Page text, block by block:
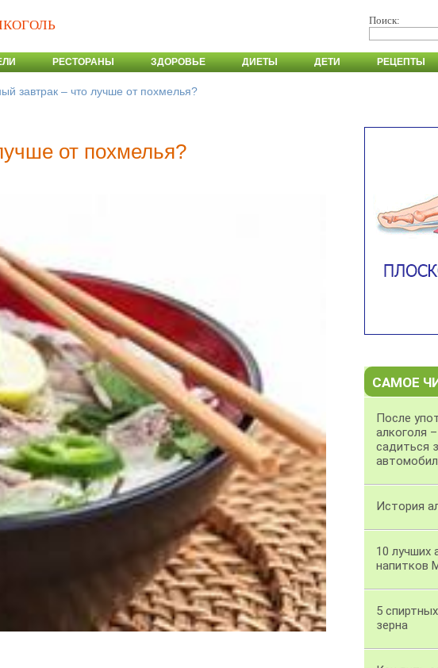
Поиск:
РЕСТОРАНЫ ЗДОРОВЬЕ ДИЕТЫ ДЕТИ РЕЦЕПТЫ
завтрак – что лучше от похмелья?
от похмелья?
САМОЕ
После
алкоголя
садиться
История
10 лучших
напитков
5
зерна